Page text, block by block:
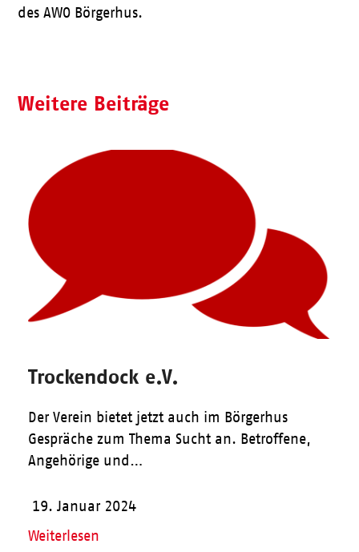
des AWO Börgerhus.
Weitere Beiträge
Trockendock e.V.
Der Verein bietet jetzt auch im Börgerhus
Gespräche zum Thema Sucht an. Betroffene,
Angehörige und…
19. Januar 2024
Weiterlesen